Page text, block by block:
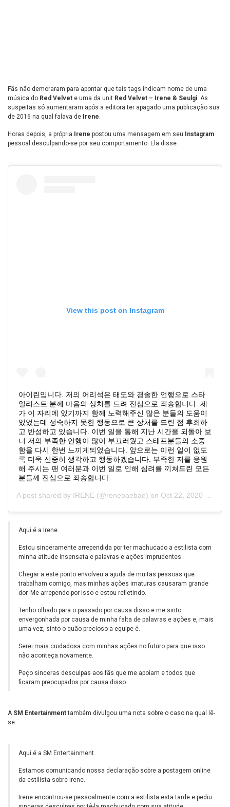
Fãs não demoraram para apontar que tais tags indicam nome de uma
música do Red Velvet e uma da unit Red Velvet – Irene & Seulgi . As
suspeitas só aumentaram após a editora ter apagado uma publicação sua
de 2016 na qual falava de Irene
Horas depois, a própria Irene postou uma mensagem em seu Instagram
pessoal desculpando-se por seu comportamento. Ela disse:
View this post on Instagram
아이린입니다. 저의 어리석은 태도와 경솔한 언행으로 스타
일리스트 분께 마음의 상처를 드려 진심으로 죄송합니다. 제
가 이 자리에 있기까지 함께 노력해주신 많은 분들의 도움이
있었는데 성숙하지 못한 행동으로 큰 상처를 드린 점 후회하
고 반성하고 있습니다. 이번 일을 통해 지난 시간을 되돌아 보
니 저의 부족한 언행이 많이 부끄러웠고 스태프분들의 소중
함을 다시 한번 느끼게되었습니다. 앞으로는 이런 일이 없도
록 더욱 신중히 생각하고 행동하겠습니다. 부족한 저를 응원
해 주시는 팬 여러분과 이번 일로 인해 심려를 끼쳐드린 모든
분들께 진심으로 죄송합니다.
A post shared by IRENE (@renebaebae) on Oct 22, 2020 at 4:59am PDT
Aqui é a Irene.
Estou sinceramente arrependida por ter machucado a estilista com
minha atitude insensata e palavras e ações imprudentes.
Chegar a este ponto envolveu a ajuda de muitas pessoas que
trabalham comigo, mas minhas ações imaturas causaram grande
dor. Me arrependo por isso e estou refletindo.
Tenho olhado para o passado por causa disso e me sinto
envergonhada por causa de minha falta de palavras e ações e, mais
uma vez, sinto o quão precioso a equipe é.
Serei mais cuidadosa com minhas ações no futuro para que isso
não aconteça novamente.
Peço sinceras desculpas aos fãs que me apoiam e todos que
ficaram preocupados por causa disso.
A SM Entertainmenttambém divulgou uma nota sobre o caso na qual lê-
se:
Aqui é a SM Entertainment.
Estamos comunicando nossa declaração sobre a postagem online
da estilista sobre Irene.
Irene encontrou-se pessoalmente com a estilista esta tarde e pediu